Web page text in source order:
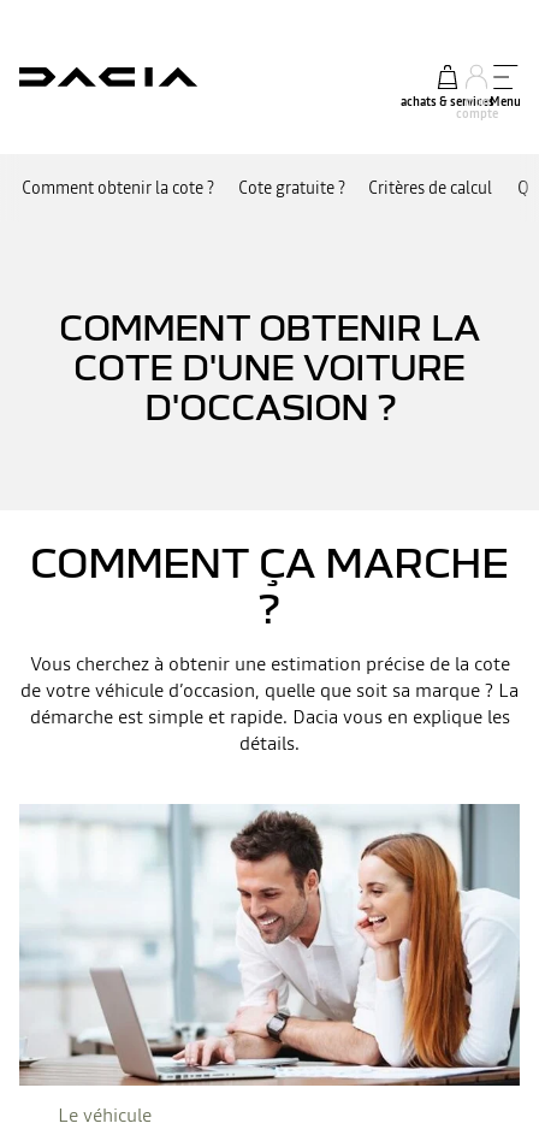
achats & services
mon
compte
Menu
Comment obtenir la cote ? Cote gratuite ? Critères de calcul
COMMENT OBTENIR LA
COTE D'UNE VOITURE
D'OCCASION ?
COMMENT ÇA MARCHE
?
Vous cherchez à obtenir une estimation précise de la cote
de votre véhicule d’occasion, quelle que soit sa marque ? La
démarche est simple et rapide. Dacia vous en explique les
détails.
Le véhicule